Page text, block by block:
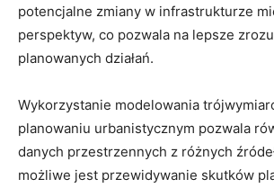
potencjalne zmiany w infrastrukturze
⁣perspektyw, co pozwala na ‍lepsze⁤
planowanych działań.
Wykorzystanie modelowania‍
planowaniu urbanistycznym pozwala
danych przestrzennych z⁣ różnych
możliwe jest przewidywanie skutków